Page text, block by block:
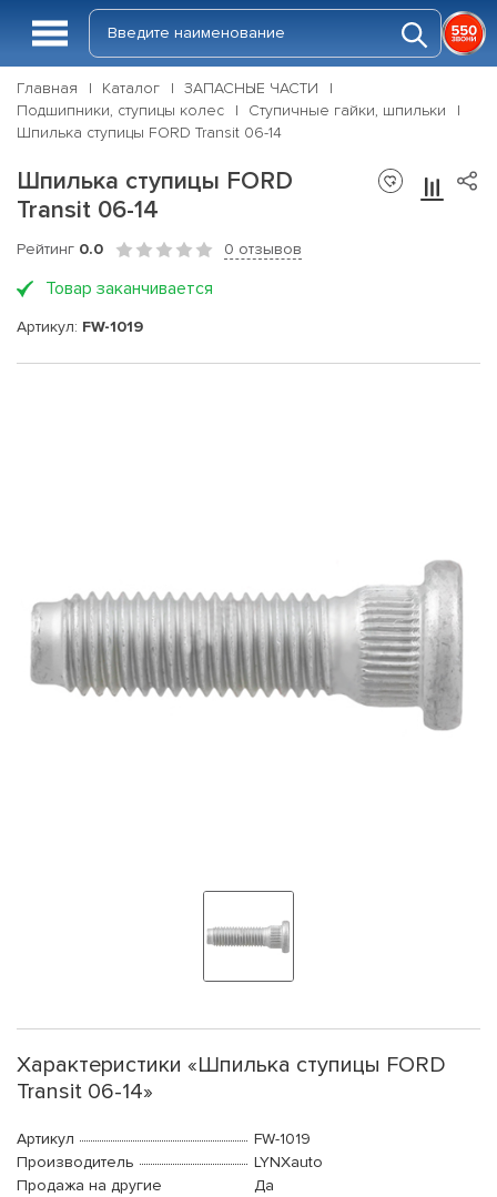
Главная Каталог
ЗАПАСНЫЕ ЧАСТИ
Подшипники, ступицы колес
Ступичные гайки, шпильки
Шпилька ступицы FORD Transit 06-14
Шпилька ступицы FORD
Transit 06-14
Рейтинг 0.0 0 отзывов
Товар заканчивается
Артикул: FW-1019
Характеристики «Шпилька ступицы FORD
Transit 06-14»
Артикул
FW-1019
Производитель
LYNXauto
Продажа на другие
Да